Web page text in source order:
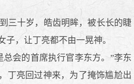
三十岁，皓齿明眸，被长长的睫
子，让丁亮都不由一晃神。
会的首席执行官李东方。”李东
丁亮回过神来，为了掩饰尴尬出